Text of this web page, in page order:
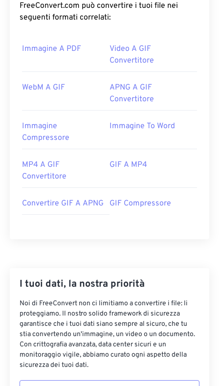
FreeConvert.com può convertire i tuoi file nei
seguenti formati correlati:
Immagine A PDF
Video A GIF
Convertitore
WebM A GIF
APNG A GIF
Convertitore
Immagine
Compressore
Immagine To Word
MP4 A GIF
Convertitore
GIF A MP4
Convertire GIF A APNG GIF Compressore
I tuoi dati, la nostra priorità
Noi di FreeConvert non ci limitiamo a convertire i file: li
proteggiamo. Il nostro solido framework di sicurezza
garantisce che i tuoi dati siano sempre al sicuro, che tu
stia convertendo un'immagine, un video o un documento.
Con crittografia avanzata, data center sicuri e un
monitoraggio vigile, abbiamo curato ogni aspetto della
sicurezza dei tuoi dati.